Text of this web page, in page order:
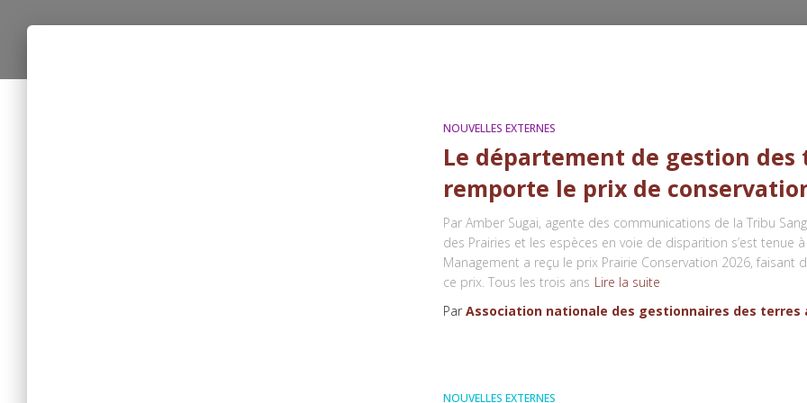
NOUVELLES EXTERNES
Le département de gestion
remporte le prix de
Par Amber Sugai, agente des communications de la Tribu
des Prairies et les espèces en voie de disparition s’est tenue
Management a reçu le prix Prairie Conservation 2026,
ce prix. Tous les trois ans Lire la suite
Par Association nationale des gestionnaires des terres
NOUVELLES EXTERNES